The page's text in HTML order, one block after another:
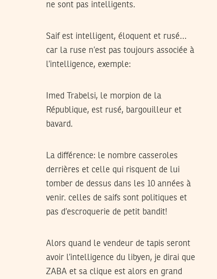
ne sont pas intelligents.
Saif est intelligent, éloquent et rusé…
car la ruse n’est pas toujours associée à
l’intelligence, exemple:
Imed Trabelsi, le morpion de la
République, est rusé, bargouilleur et
bavard.
La différence: le nombre casseroles
derrières et celle qui risquent de lui
tomber de dessus dans les 10 années à
venir. celles de saifs sont politiques et
pas d’escroquerie de petit bandit!
Alors quand le vendeur de tapis seront
avoir l’intelligence du libyen, je dirai que
ZABA et sa clique est alors en grand